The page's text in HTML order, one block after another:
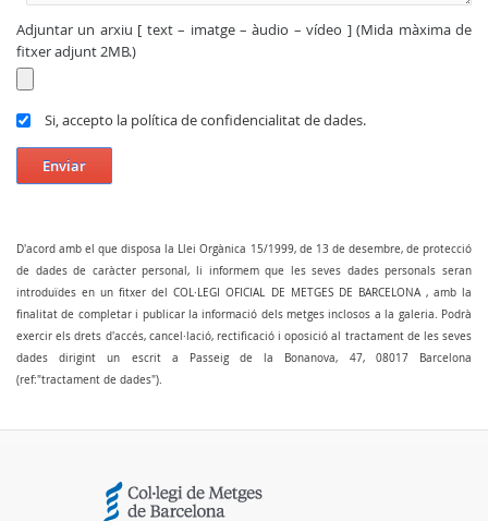
Adjuntar un arxiu [ text – imatge – àudio – vídeo ] (Mida màxima de
fitxer adjunt 2MB.)
Si, accepto la política de confidencialitat de dades.
Enviar
D'acord amb el que disposa la Llei Orgànica 15/1999, de 13 de desembre, de protecció
de dades de caràcter personal, li informem que les seves dades personals seran
introduïdes en un fitxer del COL·LEGI OFICIAL DE METGES DE BARCELONA , amb la
finalitat de completar i publicar la informació dels metges inclosos a la galeria. Podrà
exercir els drets d'accés, cancel·lació, rectificació i oposició al tractament de les seves
dades dirigint un escrit a Passeig de la Bonanova, 47, 08017 Barcelona
(ref:"tractament de dades").